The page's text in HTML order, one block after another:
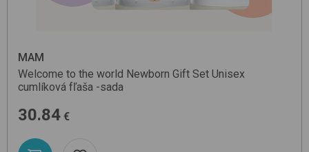
MAM
Welcome to the world Newborn Gift Set Unisex
cumlíková fľaša -sada
30.84 €